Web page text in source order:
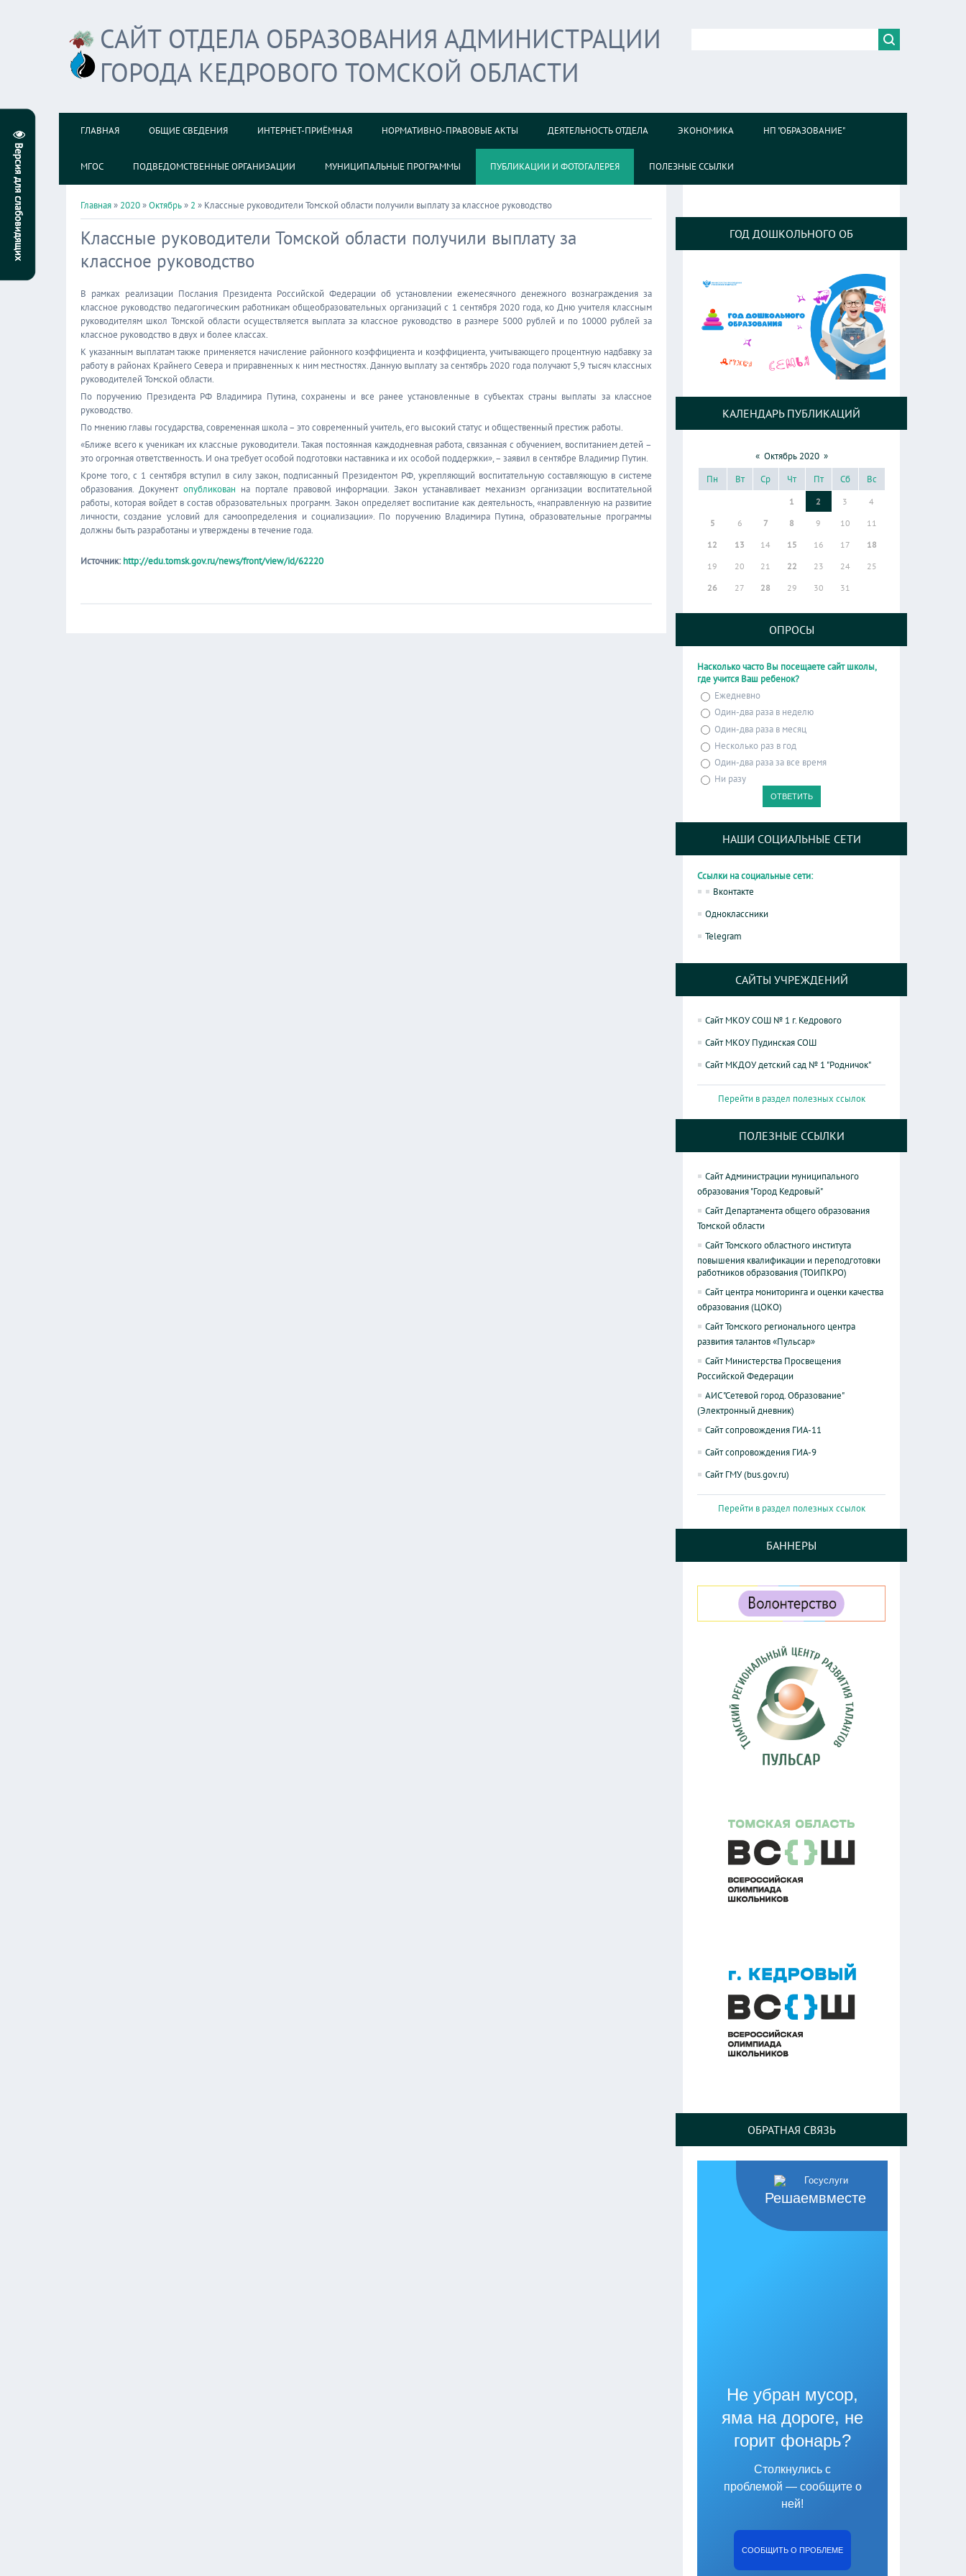
САЙТ ОТДЕЛА ОБРАЗОВАНИЯ АДМИНИСТРАЦИИ
ГОРОДА КЕДРОВОГО ТОМСКОЙ ОБЛАСТИ
ГЛАВНАЯ ОБЩИЕ СВЕДЕНИЯ ИНТЕРНЕТ-ПРИЁМНАЯ НОРМАТИВНО-ПРАВОВЫЕ АКТЫ ДЕЯТЕЛЬНОСТЬ ОТДЕЛА ЭКОНОМИКА НП "ОБРАЗОВАНИЕ"
МГОС ПОДВЕДОМСТВЕННЫЕ ОРГАНИЗАЦИИ МУНИЦИПАЛЬНЫЕ ПРОГРАММЫ ПУБЛИКАЦИИ И ФОТОГАЛЕРЕЯ ПОЛЕЗНЫЕ ССЫЛКИ
Главная» 2020»Октябрь» 2 » Классные руководители Томской области получили выплату за классное руководство
Классные руководители Томской области получили выплату за
классное руководство
В рамках реализации Послания Президента Российской Федерации об установлении ежемесячного денежного вознаграждения за
классное руководство педагогическим работникам общеобразовательных организаций с 1 сентября 2020 года, ко Дню учителя классным
руководителям школ Томской области осуществляется выплата за классное руководство в размере 5000 рублей и по 10000 рублей за
классное руководство в двух и более классах.
К указанным выплатам также применяется начисление районного коэффициента и коэффициента, учитывающего процентную надбавку за
работу в районах Крайнего Севера и приравненных к ним местностях. Данную выплату за сентябрь 2020 года получают 5,9 тысяч классных
руководителей Томской области.
По поручению Президента РФ Владимира Путина, сохранены и все ранее установленные в субъектах страны выплаты за классное
руководство.
По мнению главы государства, современная школа – это современный учитель, его высокий статус и общественный престиж работы.
«Ближе всего к ученикам их классные руководители. Такая постоянная каждодневная работа, связанная с обучением, воспитанием детей –
это огромная ответственность. И она требует особой подготовки наставника и их особой поддержки», – заявил в сентябре Владимир Путин.
Кроме того, с 1 сентября вступил в силу закон, подписанный Президентом РФ, укрепляющий воспитательную составляющую в системе
образования. Документ опубликован на портале правовой информации. Закон устанавливает механизм организации воспитательной
работы, которая войдет в состав образовательных программ. Закон определяет воспитание как деятельность, «направленную на развитие
личности, создание условий для самоопределения и социализации». По поручению Владимира Путина, образовательные программы
должны быть разработаны и утверждены в течение года.
Источник: http://edu.tomsk.gov.ru/news/front/view/id/62220
ГОД ДОШКОЛЬНОГО ОБ
КАЛЕНДАРЬ ПУБЛИКАЦИЙ
« Октябрь 2020 »
Пн
Вт Ср Чт Пт Сб Вс
1 2 3
4
5
6 7 8 9 10
11
12
13 14 15 16 17
18
19
20 21 22 23 24
25
26
27 28 29 30 31
ОПРОСЫ
Насколько часто Вы посещаете сайт школы,
где учится Ваш ребенок?
Ежедневно
Один-два раза в неделю
Один-два раза в месяц
Несколько раз в год
Один-два раза за все время
Ни разу
НАШИ СОЦИАЛЬНЫЕ СЕТИ
Ссылки на социальные сети:
Вконтакте
Одноклассники
Telegram
САЙТЫ УЧРЕЖДЕНИЙ
Сайт МКОУ СОШ № 1 г. Кедрового
Сайт МКОУ Пудинская СОШ
Сайт МКДОУ детский сад № 1 "Родничок"
Перейти в раздел полезных ссылок
ПОЛЕЗНЫЕ ССЫЛКИ
Сайт Администрации муниципального
образования "Город Кедровый"
Сайт Департамента общего образования
Томской области
Сайт Томского областного института
повышения квалификации и переподготовки
работников образования (ТОИПКРО)
Сайт центра мониторинга и оценки качества
образования (ЦОКО)
Сайт Томского регионального центра
развития талантов «Пульсар»
Сайт Министерства Просвещения
Российской Федерации
АИС "Сетевой город. Образование"
(Электронный дневник)
Сайт сопровождения ГИА-11
Сайт сопровождения ГИА-9
Сайт ГМУ (bus.gov.ru)
Перейти в раздел полезных ссылок
БАННЕРЫ
ОБРАТНАЯ СВЯЗЬ
Решаемвместе
Не убран мусор,
яма на дороге, не
горит фонарь?
Столкнулись с
проблемой — сообщите о
ней!
СООБЩИТЬ О ПРОБЛЕМЕ